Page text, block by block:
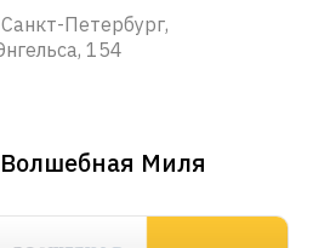
Петербург,
154
Миля